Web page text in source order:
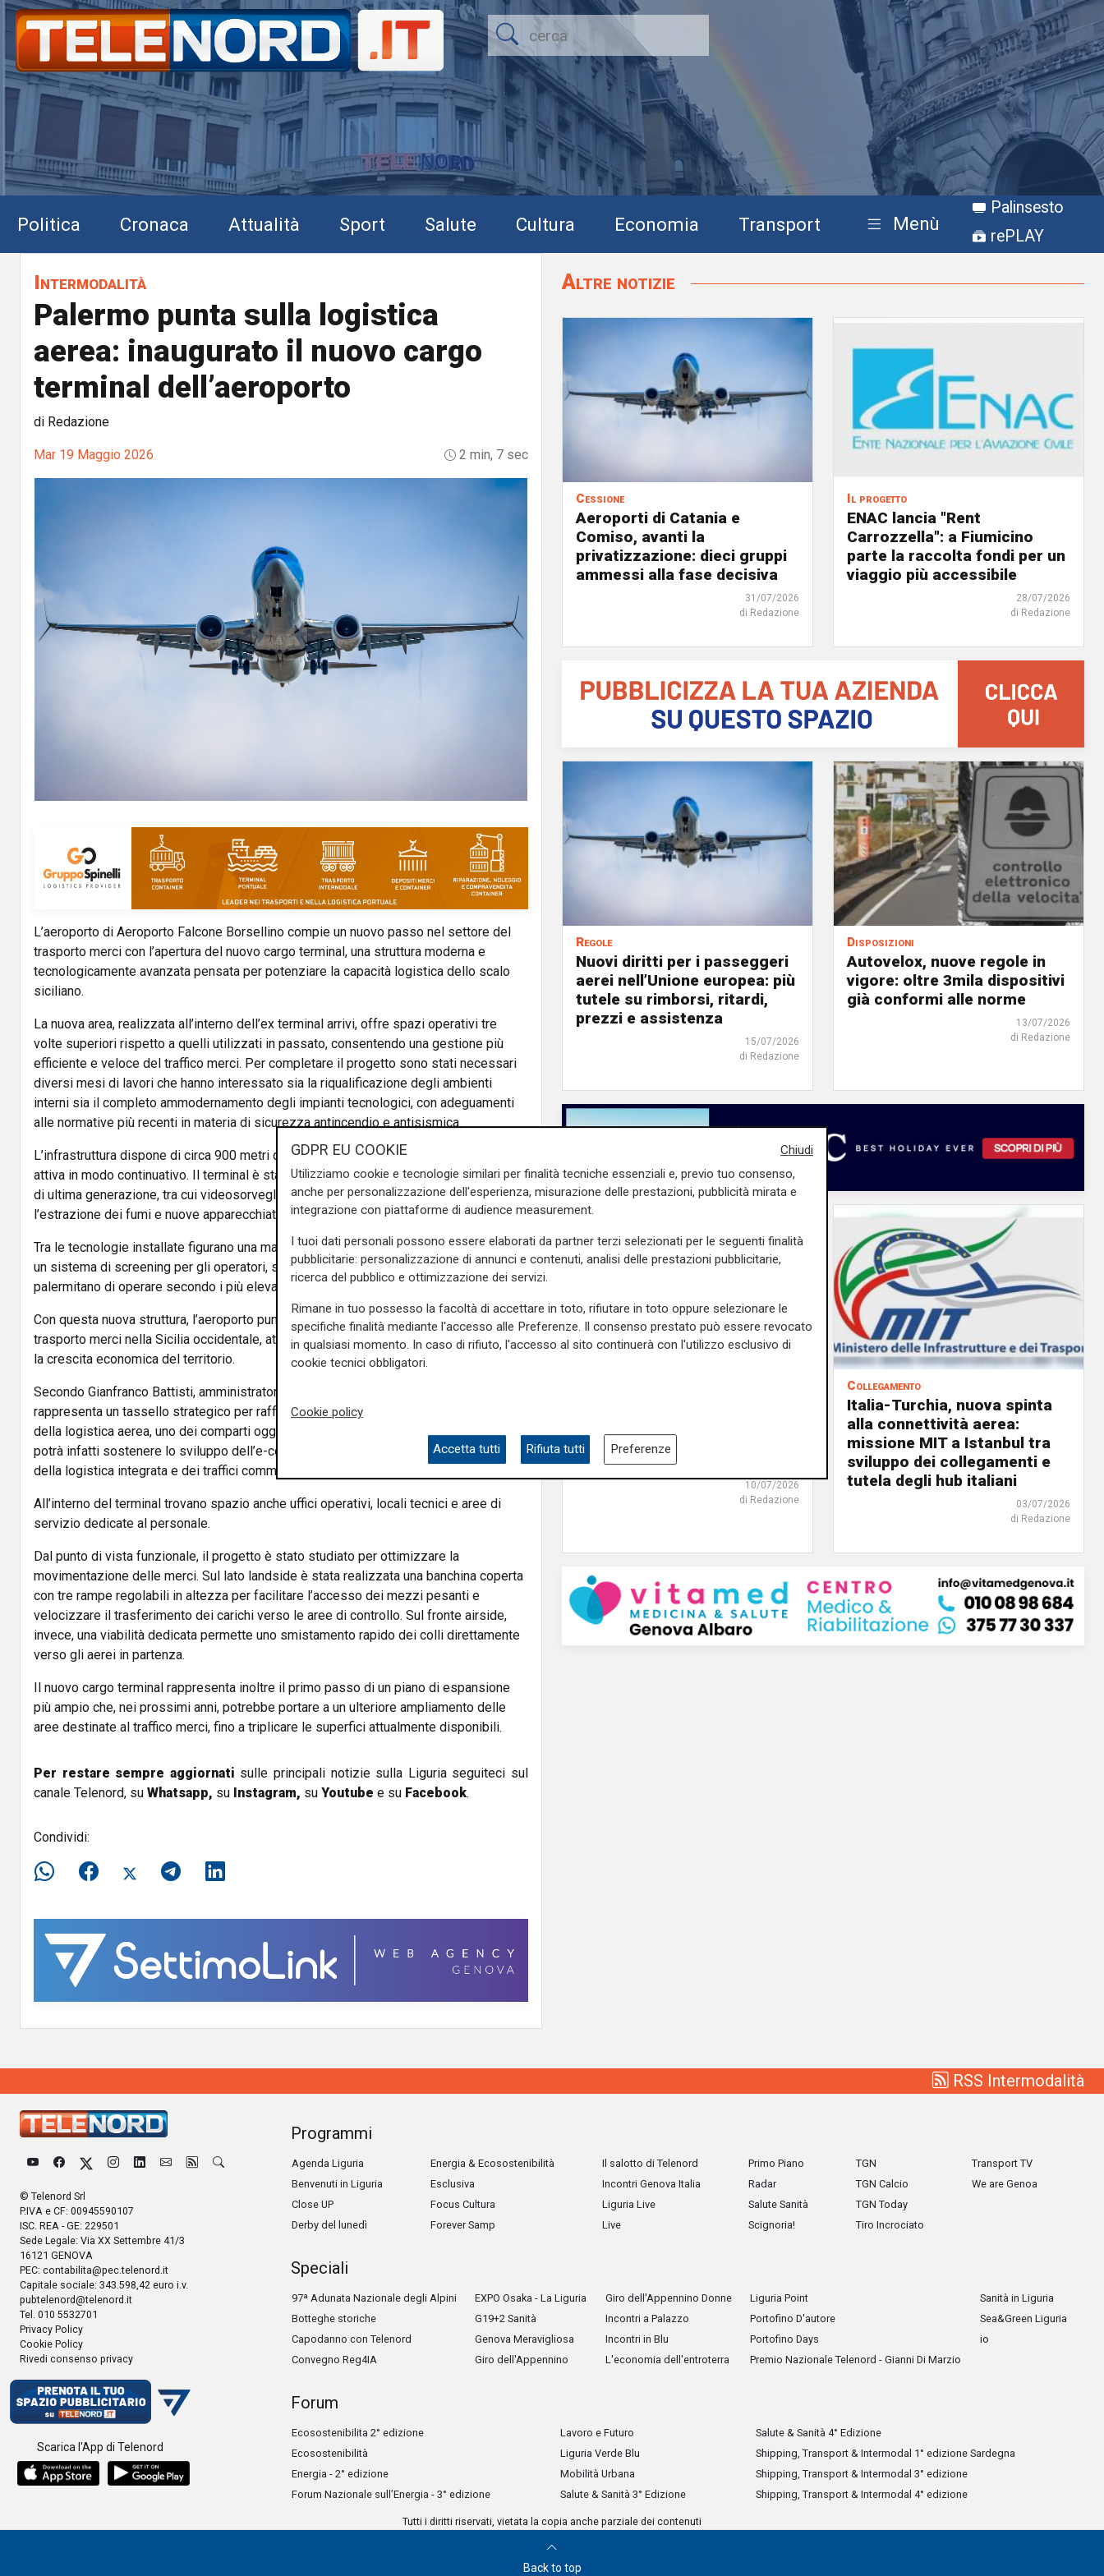
Politica Cronaca Attualità Sport Salute Cultura Economia Transport Menù
Palinsesto
rePLAY
Intermodalità
Palermo punta sulla logistica
aerea: inaugurato il nuovo cargo
terminal dell’aeroporto
di Redazione
Mar 19 Maggio 2026 2 min, 7 sec
L’aeroporto di Aeroporto Falcone Borsellino compie un nuovo passo nel settore del
trasporto merci con l’apertura del nuovo cargo terminal, una struttura moderna e
tecnologicamente avanzata pensata per potenziare la capacità logistica dello scalo
siciliano.
La nuova area, realizzata all’interno dell’ex terminal arrivi, offre spazi operativi tre
volte superiori rispetto a quelli utilizzati in passato, consentendo una gestione più
efficiente e veloce del traffico merci. Per completare il progetto sono stati necessari
diversi mesi di lavori che hanno interessato sia la riqualificazione degli ambienti
interni sia il completo ammodernamento degli impianti tecnologici, con adeguamenti
alle normative più recenti in materia di sicurezza antincendio e antisismica.
L’infrastruttura dispone di circa 900 metri quadrati dedicati alle operazioni cargo ed è
attiva in modo continuativo. Il terminal è stato equipaggiato con sistemi di sicurezza
di ultima generazione, tra cui videosorveglianza avanzata, impianti per il rilevamento e
l’estrazione dei fumi e nuove apparecchiature per il controllo delle merci.
Tra le tecnologie installate figurano una macchina radiogena dedicata ai carichi cargo e
un sistema di screening per gli operatori, strumenti che permettono allo scalo
palermitano di operare secondo i più elevati standard internazionali del settore.
Con questa nuova struttura, l’aeroporto punta a diventare un punto di riferimento per il
trasporto merci nella Sicilia occidentale, attirando nuovi operatori logistici e favorendo
la crescita economica del territorio.
Secondo Gianfranco Battisti, amministratore delegato di
rappresenta un tassello strategico per rafforzare il ruolo dell’aeroporto nel mercato
della logistica aerea, uno dei comparti oggi in maggiore espansione. L’infrastruttura
potrà infatti sostenere lo sviluppo dell’e-commerce, dell’agroalimentare di qualità,
della logistica integrata e dei traffici commerciali internazionali.
All’interno del terminal trovano spazio anche uffici operativi, locali tecnici e aree di
servizio dedicate al personale.
Dal punto di vista funzionale, il progetto è stato studiato per ottimizzare la
movimentazione delle merci. Sul lato landside è stata realizzata una banchina coperta
con tre rampe regolabili in altezza per facilitare l’accesso dei mezzi pesanti e
velocizzare il trasferimento dei carichi verso le aree di controllo. Sul fronte airside,
invece, una viabilità dedicata permette uno smistamento rapido dei colli direttamente
verso gli aerei in partenza.
Il nuovo cargo terminal rappresenta inoltre il primo passo di un piano di espansione
più ampio che, nei prossimi anni, potrebbe portare a un ulteriore ampliamento delle
aree destinate al traffico merci, fino a triplicare le superfici attualmente disponibili.
Per restare sempre aggiornati sulle principali notizie sulla Liguria seguiteci sul
canale Telenord, su Whatsapp, su Instagram, su Youtube e su Facebook.
Condividi:
Altre notizie
Cessione
Aeroporti di Catania e
Comiso, avanti la
privatizzazione: dieci gruppi
ammessi alla fase decisiva
31/07/2026
di Redazione
Il progetto
ENAC lancia "Rent
Carrozzella": a Fiumicino
parte la raccolta fondi per un
viaggio più accessibile
28/07/2026
di Redazione
Regole
Nuovi diritti per i passeggeri
aerei nell’Unione europea: più
tutele su rimborsi, ritardi,
prezzi e assistenza
15/07/2026
di Redazione
Disposizioni
Autovelox, nuove regole in
vigore: oltre 3mila dispositivi
già conformi alle norme
13/07/2026
di Redazione
crescita economica e nuove
rotte
10/07/2026
di Redazione
Collegamento
Italia-Turchia, nuova spinta
alla connettività aerea:
missione MIT a Istanbul tra
sviluppo dei collegamenti e
tutela degli hub italiani
03/07/2026
di Redazione
RSS Intermodalità
© Telenord Srl
P.IVA e CF: 00945590107
ISC. REA - GE: 229501
Sede Legale: Via XX Settembre 41/3
16121 GENOVA
PEC: contabilita@pec.telenord.it
Capitale sociale: 343.598,42 euro i.v.
pubtelenord@telenord.it
Tel. 010 5532701
Privacy Policy
Cookie Policy
Rivedi consenso privacy
Scarica l'App di Telenord
Programmi
Agenda Liguria
Benvenuti in Liguria
Close UP
Derby del lunedì
Energia & Ecosostenibilità
Esclusiva
Focus Cultura
Forever Samp
Il salotto di Telenord
Incontri Genova Italia
Liguria Live
Live
Primo Piano
Radar
Salute Sanità
Scignoria!
TGN
TGN Calcio
TGN Today
Tiro Incrociato
Transport TV
We are Genoa
Speciali
97ª Adunata Nazionale degli Alpini
Botteghe storiche
Capodanno con Telenord
Convegno Reg4IA
EXPO Osaka - La Liguria
G19+2 Sanità
Genova Meravigliosa
Giro dell'Appennino
Giro dell'Appennino Donne
Incontri a Palazzo
Incontri in Blu
L'economia dell'entroterra
Liguria Point
Portofino D'autore
Portofino Days
Premio Nazionale Telenord - Gianni Di Marzio
Sanità in Liguria
Sea&Green Liguria
io
Forum
Ecosostenibilita 2° edizione
Ecosostenibilità
Energia - 2° edizione
Forum Nazionale sull’Energia - 3° edizione
Lavoro e Futuro
Liguria Verde Blu
Mobilità Urbana
Salute & Sanità 3° Edizione
Salute & Sanità 4° Edizione
Shipping, Transport & Intermodal 1° edizione Sardegna
Shipping, Transport & Intermodal 3° edizione
Shipping, Transport & Intermodal 4° edizione
Tutti i diritti riservati, vietata la copia anche parziale dei contenuti
Back to top
Chiudi
GDPR EU COOKIE
Utilizziamo cookie e tecnologie similari per finalità tecniche essenziali e, previo tuo consenso,
anche per personalizzazione dell'esperienza, misurazione delle prestazioni, pubblicità mirata e
integrazione con piattaforme di audience measurement.
I tuoi dati personali possono essere elaborati da partner terzi selezionati per le seguenti finalità
pubblicitarie: personalizzazione di annunci e contenuti, analisi delle prestazioni pubblicitarie,
ricerca del pubblico e ottimizzazione dei servizi.
Rimane in tuo possesso la facoltà di accettare in toto, rifiutare in toto oppure selezionare le
specifiche finalità mediante l'accesso alle Preferenze. Il consenso prestato può essere revocato
in qualsiasi momento. In caso di rifiuto, l'accesso al sito continuerà con l'utilizzo esclusivo di
cookie tecnici obbligatori.
Cookie policy
Accetta tutti Rifiuta tutti Preferenze